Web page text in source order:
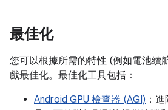
最佳化
您可以根據所需的特性 (例如電池續
戲最佳化。最佳化工具包括：
Android GPU 檢查器 (AGI) ：